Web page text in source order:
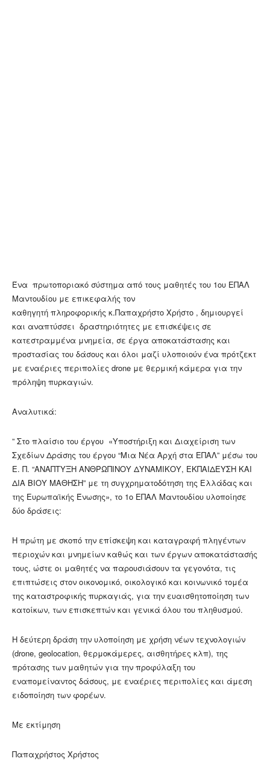
Ένα πρωτοποριακό σύστημα από τους μαθητές του 1ου ΕΠΑΛ
Μαντουδίου με επικεφαλής τον
καθηγητή πληροφορικής κ.Παπαχρήστο Χρήστο , δημιουργεί
και αναπτύσσει δραστηριότητες με επισκέψεις σε
κατεστραμμένα μνημεία, σε έργα αποκατάστασης και
προστασίας του δάσους και όλοι μαζί υλοποιούν ένα πρότζεκτ
με εναέριες περιπολίες drone με θερμική κάμερα για την
πρόληψη πυρκαγιών.
Αναλυτικά:
” Στο πλαίσιο του έργου «Υποστήριξη και Διαχείριση των
Σχεδίων Δράσης του έργου “Μια Νέα Αρχή στα ΕΠΑΛ” μέσω του
Ε. Π. “ΑΝΑΠΤΥΞΗ ΑΝΘΡΩΠΙΝΟΥ ΔΥΝΑΜΙΚΟΥ, ΕΚΠΑΙΔΕΥΣΗ ΚΑΙ
ΔΙΑ ΒΙΟΥ ΜΑΘΗΣΗ” με τη συγχρηματοδότηση της Ελλάδας και
της Ευρωπαϊκής Ένωσης», το 1ο ΕΠΑΛ Μαντουδίου υλοποίησε
δύο δράσεις:
Η πρώτη με σκοπό την επίσκεψη και καταγραφή πληγέντων
περιοχών και μνημείων καθώς και των έργων αποκατάστασής
τους, ώστε οι μαθητές να παρουσιάσουν τα γεγονότα, τις
επιπτώσεις στον οικονομικό, οικολογικό και κοινωνικό τομέα
της καταστροφικής πυρκαγιάς, για την ευαισθητοποίηση των
κατοίκων, των επισκεπτών και γενικά όλου του πληθυσμού.
Η δεύτερη δράση την υλοποίηση με χρήση νέων τεχνολογιών
(drone, geolocation, θερμοκάμερες, αισθητήρες κλπ), της
πρότασης των μαθητών για την προφύλαξη του
εναπομείναντος δάσους, με εναέριες περιπολίες και άμεση
ειδοποίηση των φορέων.
Με εκτίμηση
Παπαχρήστος Χρήστος